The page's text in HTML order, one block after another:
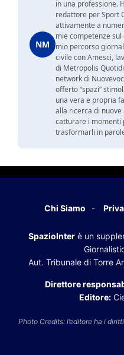
NM
in una professione.
redattore per Sport
attivamente a
mie competenze
mio percorso
civile con Amesci,
di Metropolis
network di
offerto “spazi”
una vera e propria
alla ricerca di
catturare i momenti
trasformarli in
Chi Siamo
SpazioInter è un
Aut. Tribunale di Torre
Direttore
Editore:
Photo Credits: l’editore ha i